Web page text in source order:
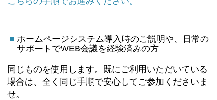
ホームページシステム導入時のご説明や、日常の
サポートでWEB会議を経験済みの方
同じものを使用します。既にご利用いただいている
場合は、全く同じ手順で安心してご参加くださいま
せ。